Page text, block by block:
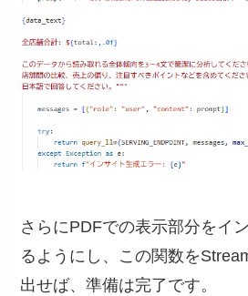
さらにPDFでの表示部分をイ
るようにし、この関数を
出せば、準備は完了です。